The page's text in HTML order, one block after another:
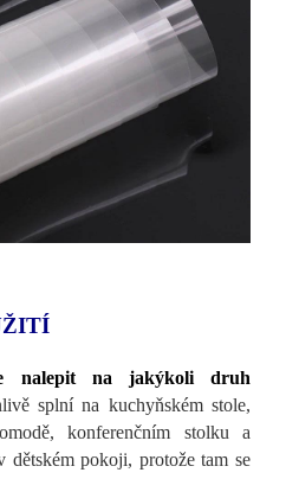
nalepit na jakýkoli druh
splní na kuchyňském stole,
konferenčním stolku a
pokoji, protože tam se